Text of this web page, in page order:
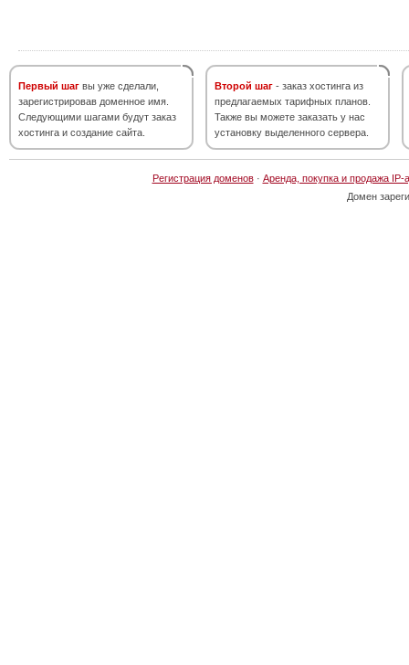
Первый шаг вы уже сделали,
зарегистрировав доменное имя.
Следующими шагами будут заказ
хостинга и создание сайта.
Второй шаг - заказ хостинга из
предлагаемых тарифных планов.
Также вы можете заказать у нас
установку выделенного сервера.
Регистрация доменов· Аренда, покупка и продажа IP-
Домен